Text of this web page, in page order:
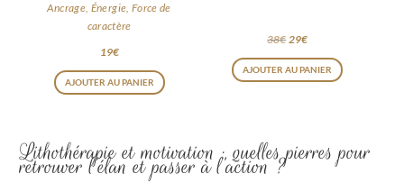
Ancrage, Énergie, Force de
caractère
19€
AJOUTER AU PANIER
38€ Le
prix
initial
29€Le
prix
actuel
AJOUTER AU PANIER
Lithothérapie et motivation : quelles pierres pour
retrouver l’élan et passer à l’action ?